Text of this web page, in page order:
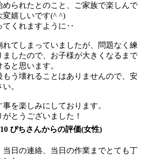
められたとのこと、ご家族で楽しんで
変嬉しいです(^ ^)
てくれますように‥
れてしまっていましたが、問題なく練
ましたので、お子様が大きくなるまで
と思います。
もう壊れることはありませんので、安
。
を楽しみにしております。
とうございました！
10 ぴちさんからの評価(女性)
当日の連絡、当日の作業までとても丁